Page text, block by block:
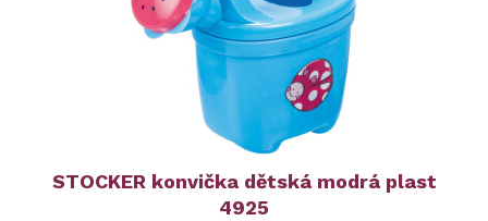
STOCKER konvička dětská modrá plast
4925